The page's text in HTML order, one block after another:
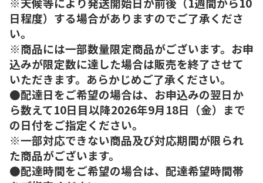
日程度）する場合がありますのでご了承くださ
い。
※商品には一部数量限定商品がございます。お申
込みが限定数に達した場合は販売を終了させて
いただきます。あらかじめご了承ください。
●配達日をご希望の場合は、お申込みの翌日か
ら数えて10日目以降2026年9月18日（金）まで
の日付をご指定ください。
※一部対応できない商品及び対応期間が限られ
た商品がございます。
●配達時間をご希望の場合は、配達希望時間帯